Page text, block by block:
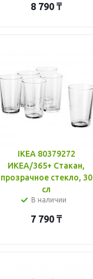
8 790 ₸
IKEA 80379272
ИКЕА/365+ Стакан,
прозрачное стекло, 30
сл
В наличии
7 790 ₸